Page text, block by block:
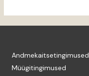
Andmekaitsetingimused
Müügitingimused